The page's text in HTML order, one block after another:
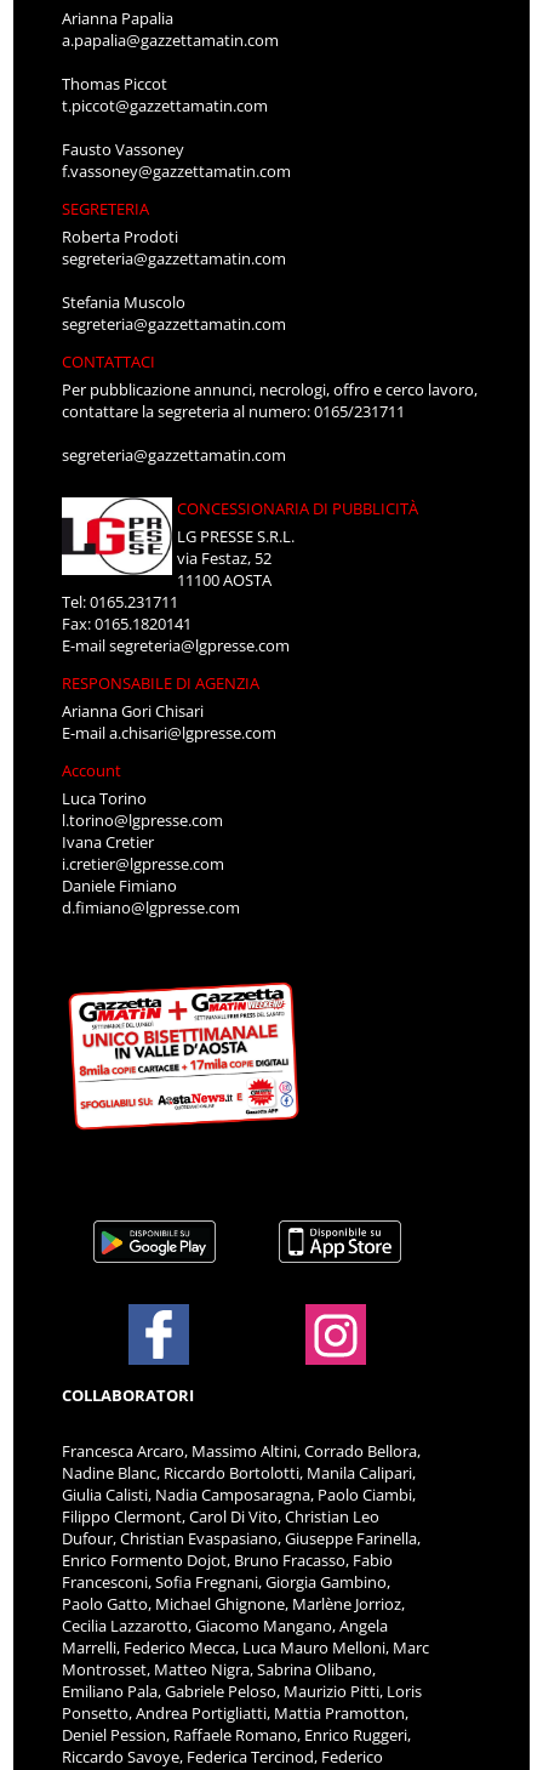
Arianna Papalia
a.papalia@gazzettamatin.com
Thomas Piccot
t.piccot@gazzettamatin.com
Fausto Vassoney
f.vassoney@gazzettamatin.com
SEGRETERIA
Roberta Prodoti
segreteria@gazzettamatin.com
Stefania Muscolo
segreteria@gazzettamatin.com
CONTATTACI
Per pubblicazione annunci, necrologi, offro e cerco lavoro,
contattare la segreteria al numero: 0165/231711
segreteria@gazzettamatin.com
CONCESSIONARIA DI PUBBLICITÀ
LG PRESSE S.R.L.
via Festaz, 52
11100 AOSTA
Tel: 0165.231711
Fax: 0165.1820141
E-mailsegreteria@lgpresse.com
RESPONSABILE DI AGENZIA
Arianna Gori Chisari
E-maila.chisari@lgpresse.com
Account
Luca Torino
l.torino@lgpresse.com
Ivana Cretier
i.cretier@lgpresse.com
Daniele Fimiano
d.fimiano@lgpresse.com
COLLABORATORI
Francesca Arcaro, Massimo Altini, Corrado Bellora,
Nadine Blanc, Riccardo Bortolotti, Manila Calipari,
Giulia Calisti, Nadia Camposaragna, Paolo Ciambi,
Filippo Clermont, Carol Di Vito, Christian Leo
Dufour, Christian Evaspasiano, Giuseppe Farinella,
Enrico Formento Dojot, Bruno Fracasso, Fabio
Francesconi, Sofia Fregnani, Giorgia Gambino,
Paolo Gatto, Michael Ghignone, Marlène Jorrioz,
Cecilia Lazzarotto, Giacomo Mangano, Angela
Marrelli, Federico Mecca, Luca Mauro Melloni, Marc
Montrosset, Matteo Nigra, Sabrina Olibano,
Emiliano Pala, Gabriele Peloso, Maurizio Pitti, Loris
Ponsetto, Andrea Portigliatti, Mattia Pramotton,
Deniel Pession, Raffaele Romano, Enrico Ruggeri,
Riccardo Savoye, Federica Tercinod, Federico